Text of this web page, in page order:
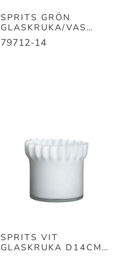
SPRITS GRÖN
GLASKRUKA/VAS
D16CM H17CM
79712-14
SPRITS VIT
GLASKRUKA D14CM